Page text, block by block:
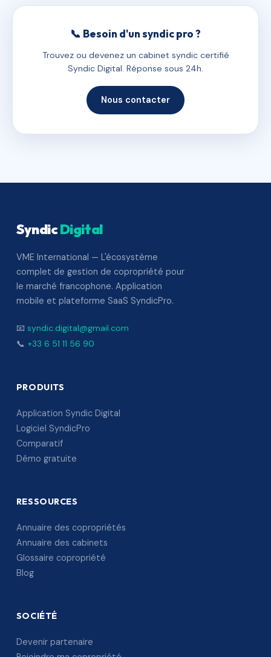
📞 Besoin d'un syndic pro ?
Trouvez ou devenez un cabinet syndic certifié
Syndic Digital. Réponse sous 24h.
Nous contacter
SyndicDigital
VME International — L'écosystème
complet de gestion de copropriété pour
le marché francophone. Application
mobile et plateforme SaaS SyndicPro.
📧 syndic.digital@gmail.com
📞 +33 6 51 11 56 90
PRODUITS
Application Syndic Digital
Logiciel SyndicPro
Comparatif
Démo gratuite
RESSOURCES
Annuaire des copropriétés
Annuaire des cabinets
Glossaire copropriété
Blog
SOCIÉTÉ
Devenir partenaire